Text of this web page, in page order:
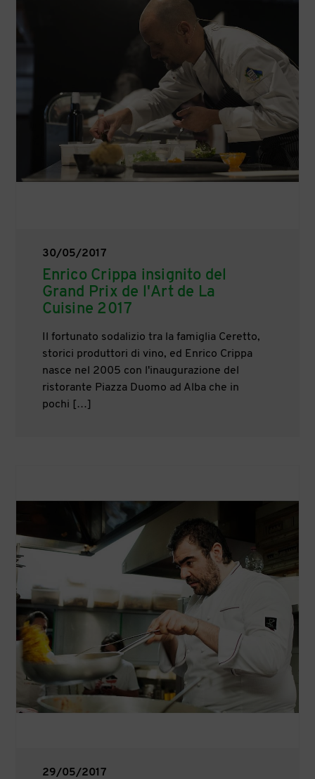
30/05/2017
Enrico Crippa insignito del
Grand Prix de l'Art de La
Cuisine 2017
Il fortunato sodalizio tra la famiglia Ceretto,
storici produttori di vino, ed Enrico Crippa
nasce nel 2005 con l'inaugurazione del
ristorante Piazza Duomo ad Alba che in
pochi […]
29/05/2017